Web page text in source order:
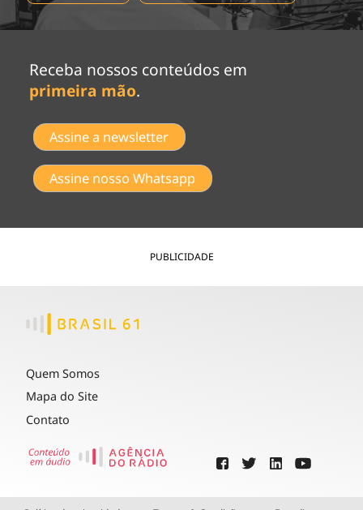
Receba nossos conteúdos em
primeira mão.
Assine a newsletter
Assine nosso Whatsapp
PUBLICIDADE
Quem Somos
Mapa do Site
Contato